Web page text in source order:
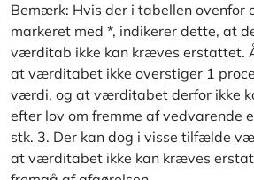
Bemærk: Hvis der i tabellen ovenfor
markeret med *, indikerer dette, at
værditab ikke kan kræves erstattet.
at værditabet ikke overstiger 1
værdi, og at værditabet derfor ikke
efter lov om fremme af vedvarende
stk. 3. Der kan dog i visse tilfælde
at værditabet ikke kan kræves